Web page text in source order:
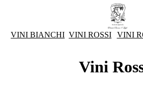
VINI BIANCHI VINI ROSSI VINI
Vini